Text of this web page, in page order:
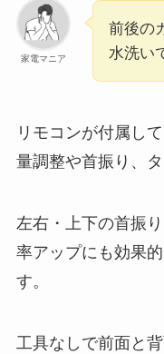
家電マニア
前後の
水洗い
リモコンが付属し
量調整や首振り、
左右・上下の首振
率アップにも効果
す。
工具なしで前面と